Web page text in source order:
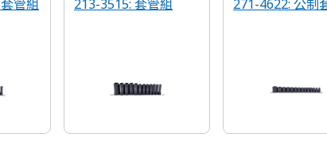
管組 213-3515: 套管組 271-4622: 公制